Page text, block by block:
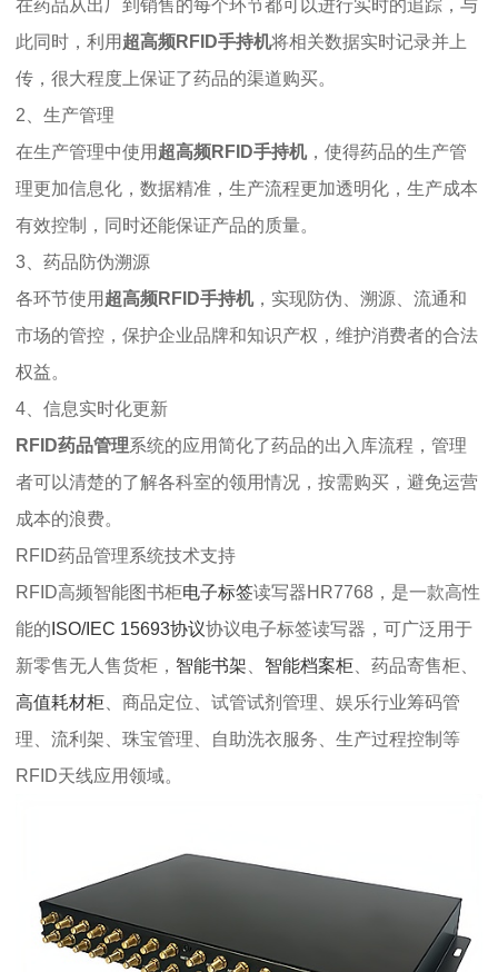
在药品从出厂到销售的每个环节都可以进行实时的追踪，与
此同时，利用 超高频RFID手持机将相关数据实时记录并上
传，很大程度上保证了药品的渠道购买。
2、生产管理
在生产管理中使用 超高频RFID手持机，使得药品的生产管
理更加信息化，数据精准，生产流程更加透明化，生产成本
有效控制，同时还能保证产品的质量。
3、药品防伪溯源
各环节使用 超高频RFID手持机，实现防伪、溯源、流通和
市场的管控，保护企业品牌和知识产权，维护消费者的合法
权益。
4、信息实时化更新
RFID药品管理系统的应用简化了药品的出入库流程，管理
者可以清楚的了解各科室的领用情况，按需购买，避免运营
成本的浪费。
RFID药品管理系统技术支持
RFID高频智能图书柜电子标签读写器HR7768，是一款高性
能的 ISO/IEC 15693协议协议电子标签读写器，可广泛用于
新零售无人售货柜， 智能书架 智能档案柜 、药品寄售柜、
高值耗材柜 、商品定位、试管试剂管理、娱乐行业筹码管
理、流利架、珠宝管理、自助洗衣服务、生产过程控制等
RFID天线应用领域。